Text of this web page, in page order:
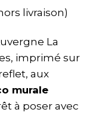
livraison)
La
imprimé sur
aux
murale
à poser avec